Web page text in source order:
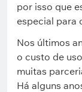
por isso que
especial para
Nos últimos
o custo de
muitas
Há alguns